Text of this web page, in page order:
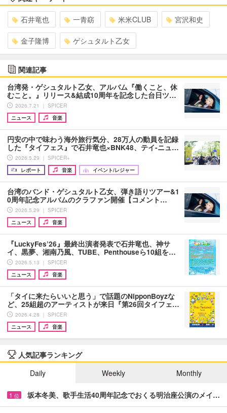
石井竜也 一青窈 米米CLUB 宮沢和史
金子隆博 ゲシュタルト乙女
関連記事
台湾発・ゲシュタルト乙女、アルバム『働くこと、休
むこと。』リリース&結成10周年を記念した台日ツ…
2026.7.21 ｜ SPICER
ニュース
音楽
円安の中で味わう海外旅行気分、28万人の動員を記録
した『タイフェス』で石井竜也×BNK48、テイ-ニュ…
2026.5.29 ｜ SPICER+
レポート
音楽 イベント/レジャー
台湾のバンド・ゲシュタルト乙女、弾き語りツアー&1
0周年記念アルバムのクラファン開催【コメント…
2026.5.29 ｜ SPICER
ニュース
音楽
『LuckyFes’26』最終出演者発表で石井竜也、神サ
イ、黒夢、湘南乃風、TUBE、Penthouseら10組を…
2026.5.13 ｜ SPICER
ニュース
音楽
「タイに来たらいいと思う」で話題のNipponBoyzな
ど、25組超のアーティストが来日『第26回タイフェ…
2026.4.28 ｜ SPICER
ニュース
音楽
人気記事ランキング
Daily
Weekly Monthly
1 位 坂本冬美、歌手生活40周年記念でおくる明治座公演のメイ…